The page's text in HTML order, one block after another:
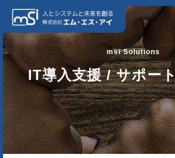
コンテンツへスキップ
ホーム 私たちについて ソリューシ
ブログ お問い合わせ
情報セキュリティポリシー DX特設サ
IT導入支援 / サポー